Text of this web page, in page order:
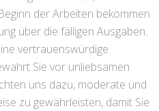
der Arbeiten bekommen
über die fälligen Ausgaben.
vertrauenswürdige
Sie vor unliebsamen
uns dazu, moderate und
zu gewährleisten, damit Sie